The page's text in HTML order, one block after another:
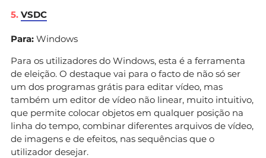
5. VSDC
Para: Windows
Para os utilizadores do Windows, esta é a ferramenta
de eleição. O destaque vai para o facto de não só ser
um dos programas grátis para editar vídeo, mas
também um editor de vídeo não linear, muito intuitivo,
que permite colocar objetos em qualquer posição na
linha do tempo, combinar diferentes arquivos de vídeo,
de imagens e de efeitos, nas sequências que o
utilizador desejar.